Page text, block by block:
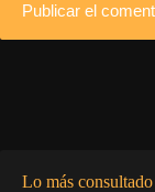
Publicar el
Lo más